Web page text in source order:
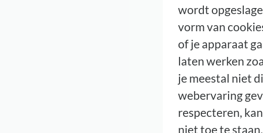
wordt
vorm van
of je apparaat
laten werken
je meestal niet
webervaring
respecteren,
niet toe te